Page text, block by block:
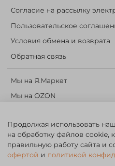
Согласие на рассылку
Пользовательское
Условия обмена и возврата
Обратная связь
Мы на Я.Маркет
Мы на OZON
Корзина
©️ 2014 - 2024 Forest River.
Продолжая использовать
на обработку файлов cookie,
правильную работу сайта и
офертой и политикой